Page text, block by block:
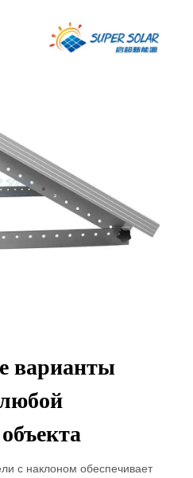
варианты
с наклоном обеспечивает